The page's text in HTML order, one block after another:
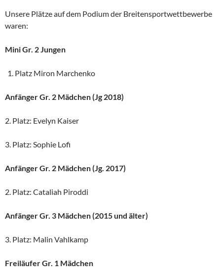
Unsere Plätze auf dem Podium der Breitensportwettbewerbe
waren:
Mini Gr. 2 Jungen
Platz Miron Marchenko
Anfänger Gr. 2 Mädchen (Jg 2018)
2. Platz: Evelyn Kaiser
3. Platz: Sophie Lofi
Anfänger Gr. 2 Mädchen (Jg. 2017)
2. Platz: Cataliah Piroddi
Anfänger Gr. 3 Mädchen (2015 und älter)
3. Platz: Malin Vahlkamp
Freiläufer Gr. 1 Mädchen